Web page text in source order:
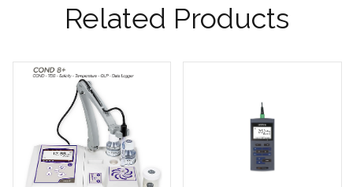
Related Products